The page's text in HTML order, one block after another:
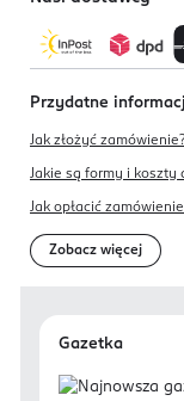
Przydatne
Jak złożyć zamówienie?
Jakie są formy i koszty
Jak opłacić
Zobacz więcej
Gazetka